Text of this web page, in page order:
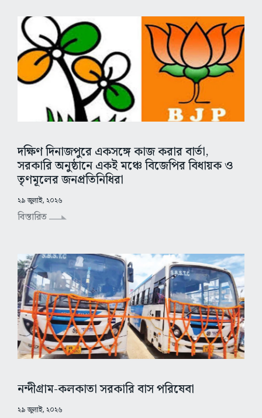
দক্ষিণ দিনাজপুরে একসঙ্গে কাজ করার বার্তা,
সরকারি অনুষ্ঠানে একই মঞ্চে বিজেপির বিধায়ক ও
তৃণমূলের জনপ্রতিনিধিরা
২৯ জুলাই, ২০২৬
বিস্তারিত
নন্দীগ্রাম-কলকাতা সরকারি বাস পরিষেবা
২৯ জুলাই, ২০২৬